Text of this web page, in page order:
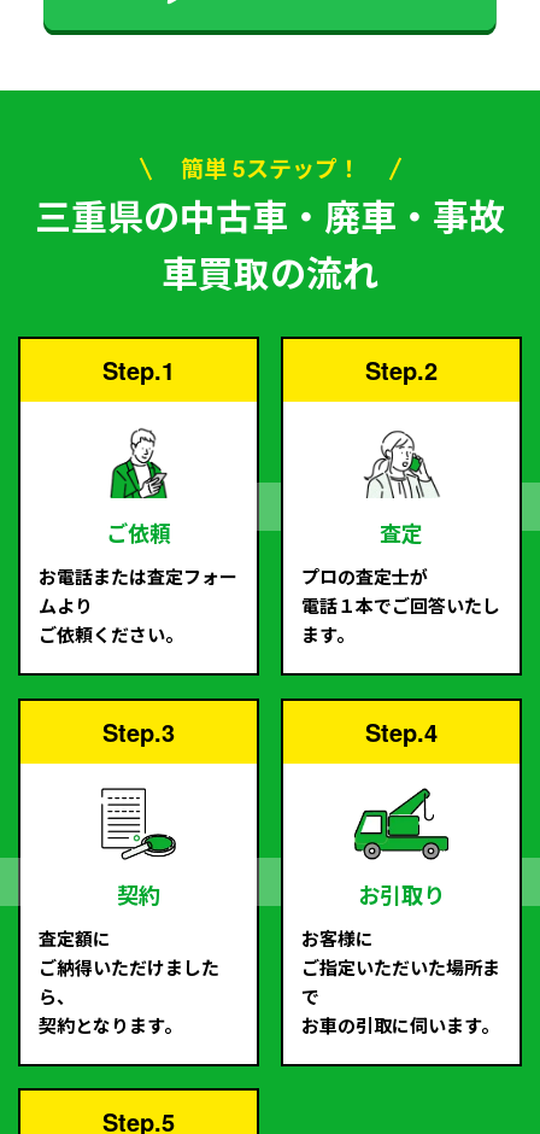
簡単 5ステップ！
三重県の中古車・廃車・事故
車買取の流れ
Step.1
ご依頼
お電話または査定フォー
ムより
ご依頼ください。
Step.2
査定
プロの査定士が
電話１本でご回答いたし
ます。
Step.3
契約
査定額に
ご納得いただけました
ら、
契約となります。
Step.4
お引取り
お客様に
ご指定いただいた場所ま
で
お車の引取に伺います。
Step.5